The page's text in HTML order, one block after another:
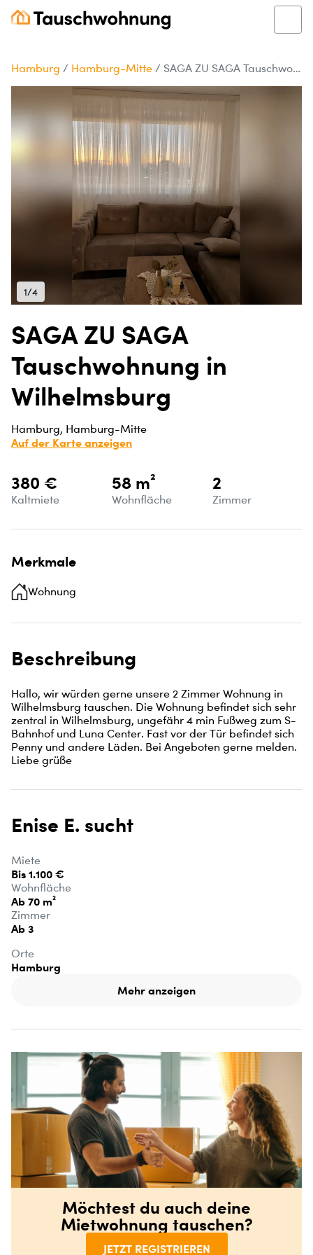
Hamburg / Hamburg-Mitte / SAGA ZU SAGA Tauschwohnung in Wilhelmsburg
1/4
SAGA ZU SAGA
Tauschwohnung in
Wilhelmsburg
Hamburg, Hamburg-Mitte
Auf der Karte anzeigen
380 €
Kaltmiete
58 m²
Wohnfläche
2
Zimmer
Merkmale
Wohnung
Beschreibung
Hallo, wir würden gerne unsere 2 Zimmer Wohnung in
Wilhelmsburg tauschen. Die Wohnung befindet sich sehr
zentral in Wilhelmsburg, ungefähr 4 min Fußweg zum S-
Bahnhof und Luna Center. Fast vor der Tür befindet sich
Penny und andere Läden. Bei Angeboten gerne melden.
Liebe grüße
Enise E. sucht
Miete
Bis 1.100 €
Wohnfläche
Ab 70 m²
Zimmer
Ab 3
Orte
Hamburg
Mehr anzeigen
Möchtest du auch deine
Mietwohnung tauschen?
JETZT REGISTRIEREN